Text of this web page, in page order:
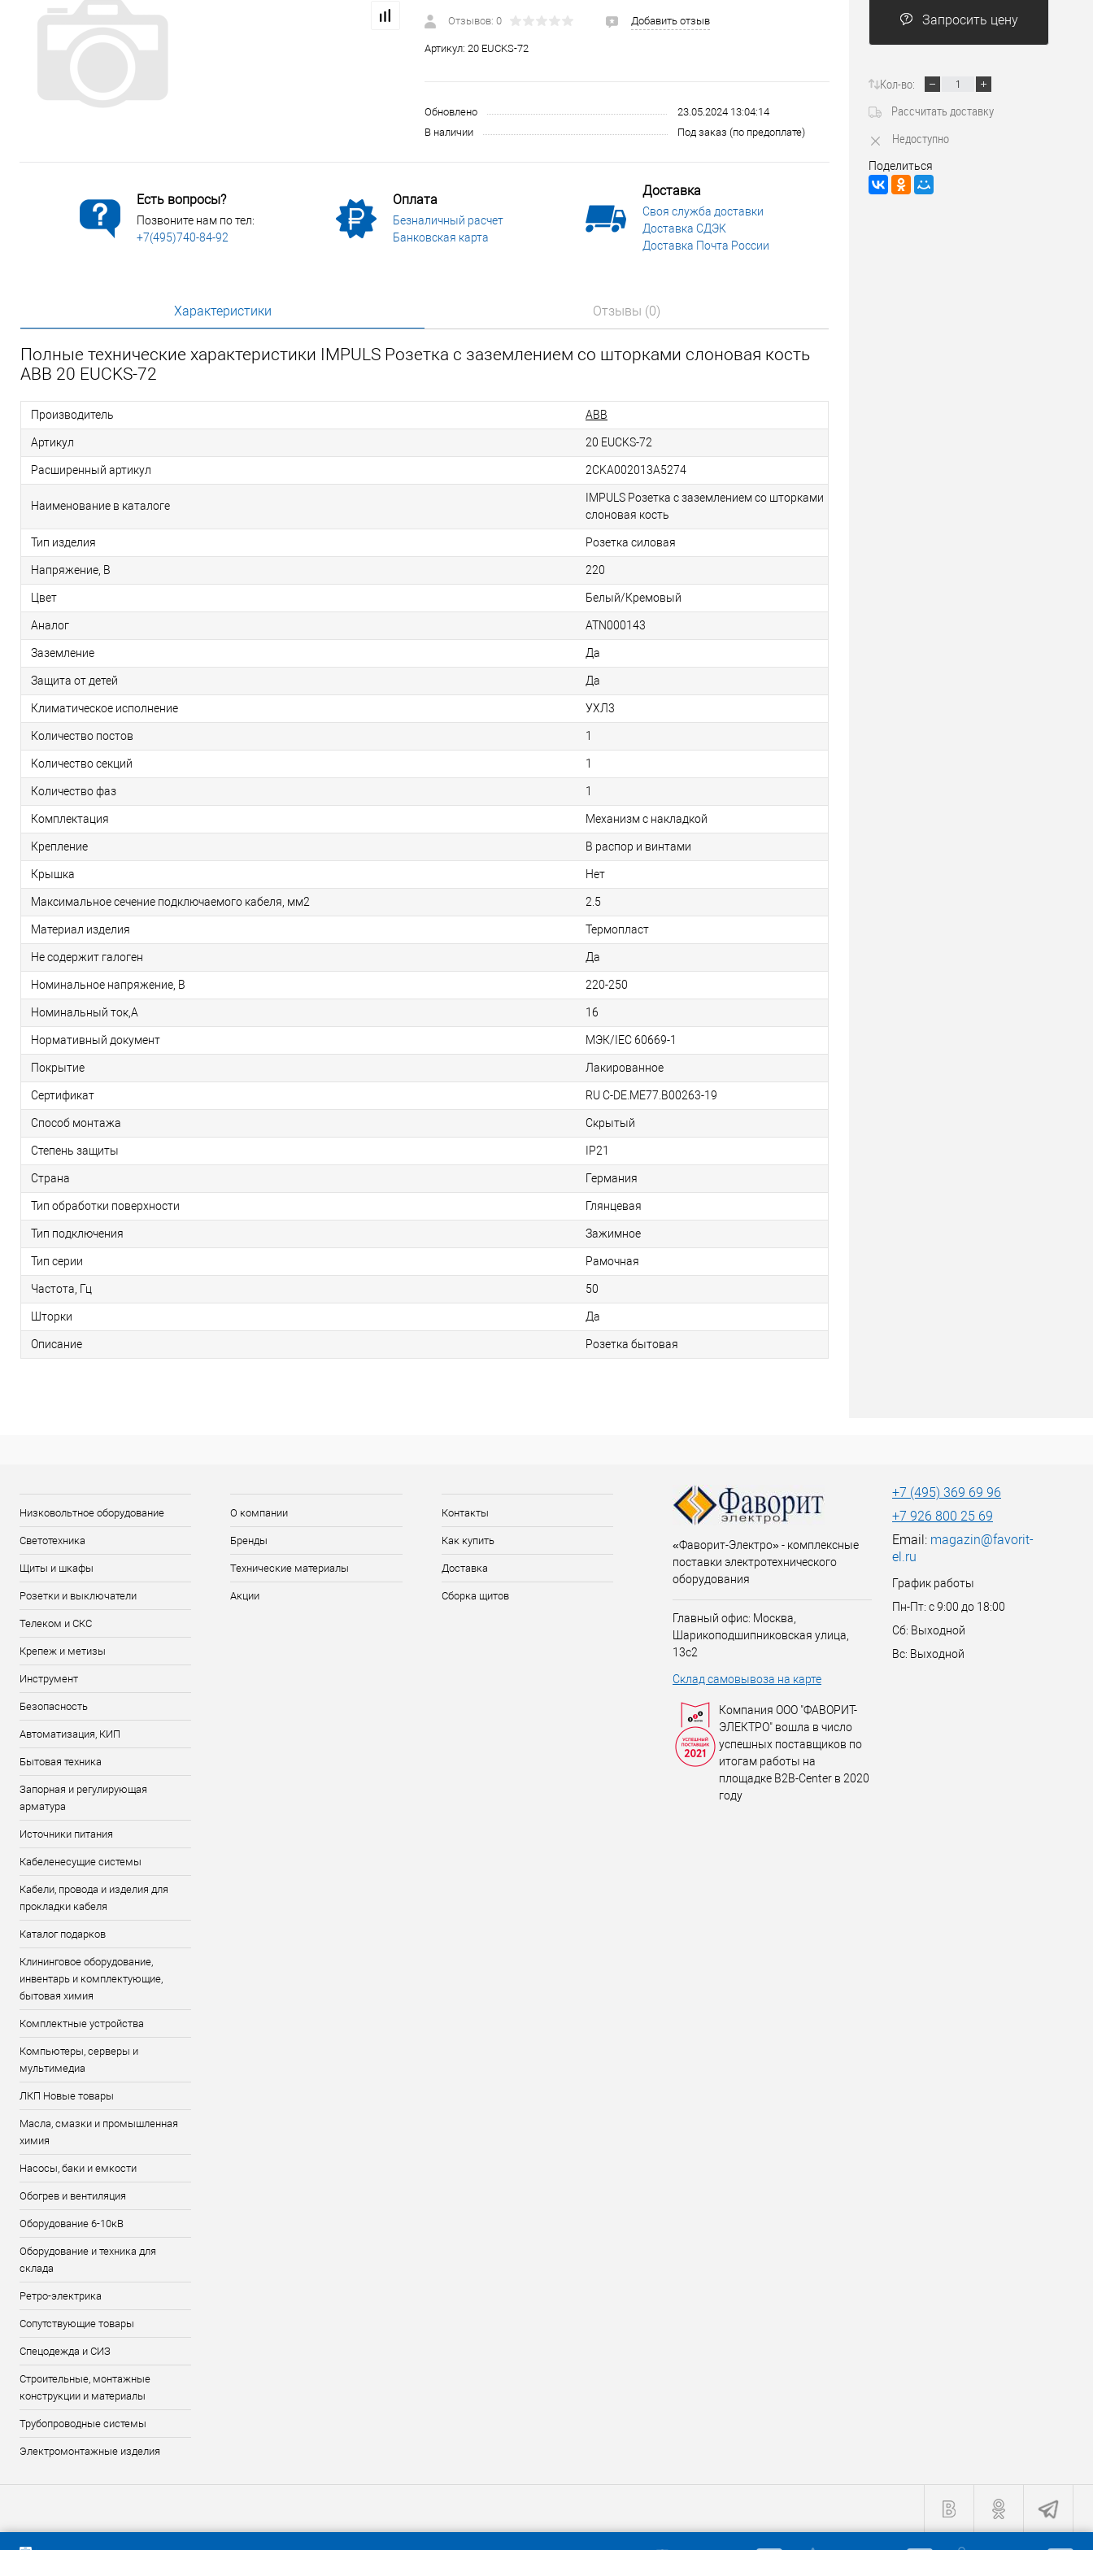
Спецодежда и СИЗ Трубопроводные системы
Электромонтажные изделия
Отзывов: 0 Добавить отзыв
Артикул: 20 EUCKS-72
Обновлено
23.05.2024 13:04:14
В наличии
Под заказ (по предоплате)
Есть вопросы?
Позвоните нам по тел:
+7(495)740-84-92
Оплата
Безналичный расчет
Банковская карта
Доставка
Своя служба доставки
Доставка СДЭК
Доставка Почта России
Характеристики Отзывы (0)
Полные технические характеристики IMPULS Pозетка с заземлением со шторками слоновая кость
ABB 20 EUCKS-72
Производитель ABB
Артикул 20 EUCKS-72
Расширенный артикул 2CKA002013A5274
Наименование в каталоге
IMPULS Pозетка с заземлением со шторками
слоновая кость
Тип изделия Розетка силовая
Напряжение, В 220
Цвет Белый/Кремовый
Аналог ATN000143
Заземление Да
Защита от детей Да
Климатическое исполнение УХЛ3
Количество постов 1
Количество секций 1
Количество фаз 1
Комплектация Механизм с накладкой
Крепление В распор и винтами
Крышка Нет
Максимальное сечение подключаемого кабеля, мм2 2.5
Материал изделия Термопласт
Не содержит галоген Да
Номинальное напряжение, В 220-250
Номинальный ток,А 16
Нормативный документ МЭК/IEC 60669-1
Покрытие Лакированное
Сертификат RU C-DE.ME77.B00263-19
Способ монтажа Скрытый
Степень защиты IP21
Страна Германия
Тип обработки поверхности Глянцевая
Тип подключения Зажимное
Тип серии Рамочная
Частота, Гц 50
Шторки Да
Описание Розетка бытовая
Запросить цену
Кол-во:
Рассчитать доставку
Недоступно
Поделиться
Низковольтное оборудование
Светотехника
Щиты и шкафы
Розетки и выключатели
Телеком и СКС
Крепеж и метизы
Инструмент
Безопасность
Автоматизация, КИП
Бытовая техника
Запорная и регулирующая
арматура
Источники питания
Кабеленесущие системы
Кабели, провода и изделия для
прокладки кабеля
Каталог подарков
Клининговое оборудование,
инвентарь и комплектующие,
бытовая химия
Комплектные устройства
Компьютеры, серверы и
мультимедиа
ЛКП Новые товары
Масла, смазки и промышленная
химия
Насосы, баки и емкости
Обогрев и вентиляция
Оборудование 6-10кВ
Оборудование и техника для
склада
Ретро-электрика
Сопутствующие товары
Спецодежда и СИЗ
Строительные, монтажные
конструкции и материалы
Трубопроводные системы
Электромонтажные изделия
О компании
Бренды
Технические материалы
Акции
Контакты
Как купить
Доставка
Сборка щитов
«Фаворит-Электро» - комплексные
поставки электротехнического
оборудования
Главный офис: Москва,
Шарикоподшипниковская улица,
13с2
Склад самовывоза на карте
Компания ООО "ФАВОРИТ-
ЭЛЕКТРО" вошла в число
успешных поставщиков по
итогам работы на
площадке B2B-Center в 2020
году
+7 (495) 369 69 96
+7 926 800 25 69
Email: magazin@favorit-
el.ru
График работы
Пн-Пт: с 9:00 до 18:00
Сб: Выходной
Вс: Выходной